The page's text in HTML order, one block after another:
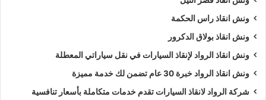
ونش انقاذ راس الحكمة
ونش انقاذ بولاق الدكرور
ونش انقاذ الرواد لإنقاذ السيارات في نقل سياراتي المعطلة
ونش انقاذ الرواد خبرة 30 عام تضمن لك خدمة مميزة
شركة الرواد لانقاذ السيارات تقدم خدمات متكاملة بأسعار تنافسية